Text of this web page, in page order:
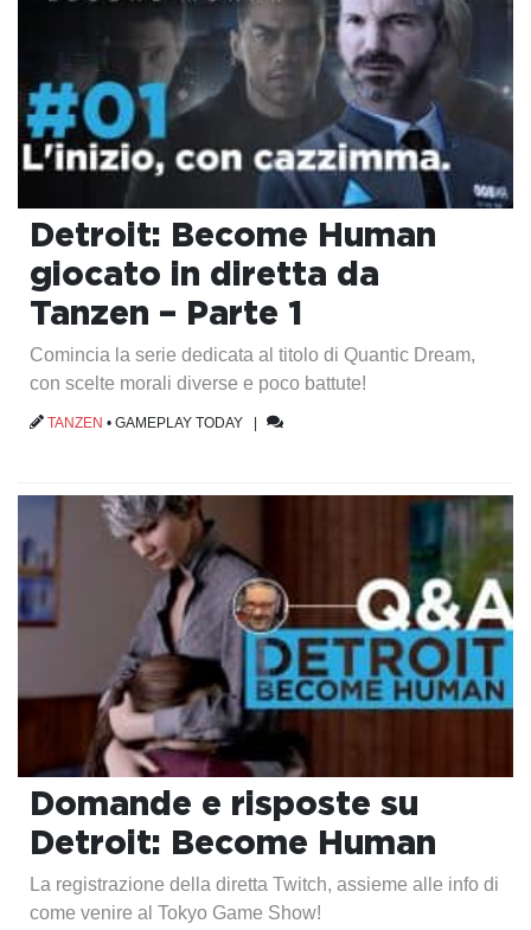
Detroit: Become Human
giocato in diretta da
Tanzen – Parte 1
Comincia la serie dedicata al titolo di Quantic Dream,
con scelte morali diverse e poco battute!
TANZEN • GAMEPLAY TODAY |
Domande e risposte su
Detroit: Become Human
La registrazione della diretta Twitch, assieme alle info di
come venire al Tokyo Game Show!